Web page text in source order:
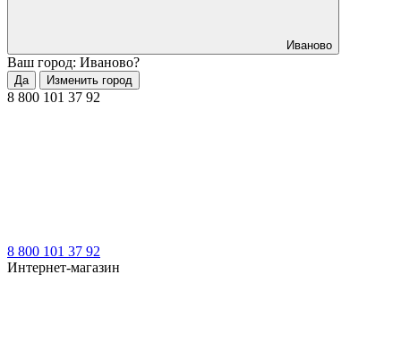
Иваново
Ваш город: Иваново?
Да Изменить город
8 800 101 37 92
8 800 101 37 92
Интернет-магазин